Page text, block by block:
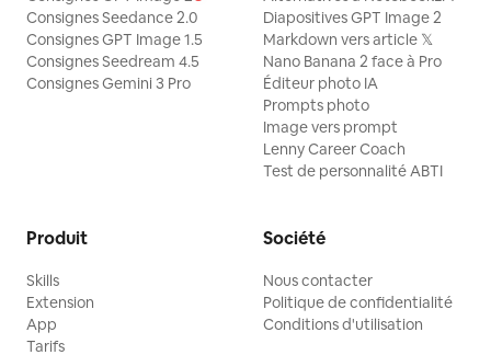
Consignes Seedance 2.0
Consignes GPT Image 1.5
Consignes Seedream 4.5
Consignes Gemini 3 Pro
Diapositives GPT Image 2
Markdown vers article 𝕏
Nano Banana 2 face à Pro
Éditeur photo IA
Prompts photo
Image vers prompt
Lenny Career Coach
Test de personnalité ABTI
Produit
Skills
Extension
App
Tarifs
Société
Nous contacter
Politique de confidentialité
Conditions d'utilisation